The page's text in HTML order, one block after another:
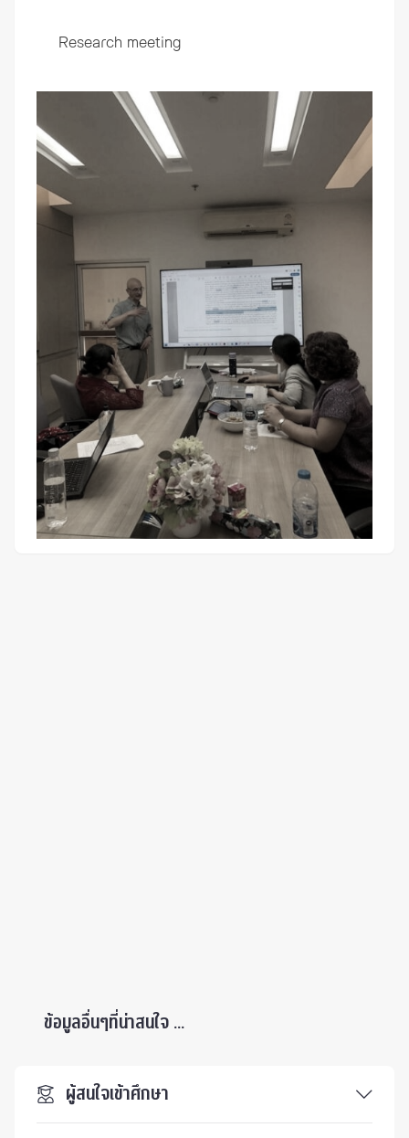
Research meeting
ข้อมูลอื่นๆที่น่าสนใจ ...
ผู้สนใจเข้าศึกษา